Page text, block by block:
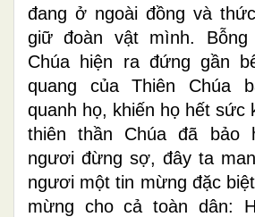
đang ở ngoài đồng và
giữ đoàn vật mình.
Chúa hiện ra đứng gần
quang của Thiên Chúa
quanh họ, khiến họ hết sức
thiên thần Chúa đã bảo
ngươi đừng sợ, đây ta
ngươi một tin mừng đặc
mừng cho cả toàn dân: